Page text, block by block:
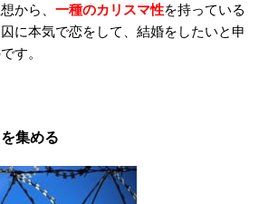
から、 一種のカリスマ性を持っている
に本気で恋をして、結婚をしたいと申
す。
集める